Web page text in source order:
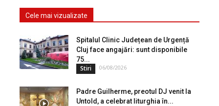
Cele mai vizualizate
Spitalul Clinic Județean de Urgență
Cluj face angajări: sunt disponibile
75...
Stiri 06/08/2026
Padre Guilherme, preotul DJ venit la
Untold, a celebrat liturghia în...